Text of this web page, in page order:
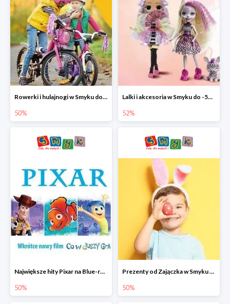
Rowerki i hulajnogi w Smyku do -50%
50%
Lalki i akcesoria w Smyku do -52%
52%
Największe hity Pixar na Blue-rey i DVD w Smyku - drugi film -50%
50%
Prezenty od Zajączka w Smyku do -50%
50%